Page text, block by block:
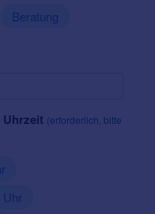
Beratung
Uhrzeit (erforderlich, bitte